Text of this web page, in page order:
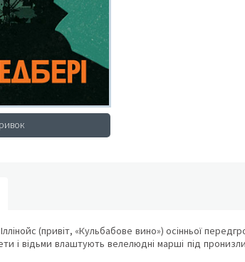
(привіт, «Кульбабове вино») осінньої
і відьми влаштують велелюдні марші під